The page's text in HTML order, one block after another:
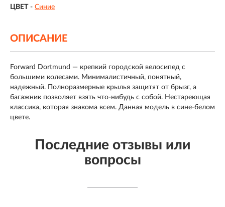
ЦВЕТ - Синие
ОПИСАНИЕ
Forward Dortmund — крепкий городской велосипед с
большими колесами. Минималистичный, понятный,
надежный. Полноразмерные крылья защитят от брызг, а
багажник позволяет взять что-нибудь с собой. Нестареющая
классика, которая знакома всем. Данная модель в сине-белом
цвете.
Последние отзывы или
вопросы